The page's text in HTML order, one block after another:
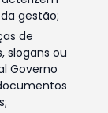
gestão;
de
slogans ou
Governo